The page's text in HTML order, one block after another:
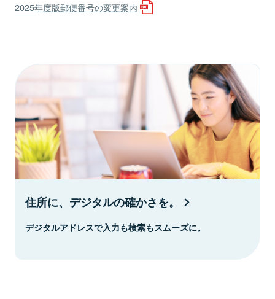
2025年度版郵便番号の変更案内
住所に、デジタルの確かさを。
デジタルアドレスで入力も検索もスムーズに。